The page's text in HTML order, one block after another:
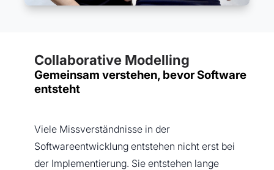
Collaborative Modelling
Gemeinsam verstehen, bevor Software
entsteht
Viele Missverständnisse in der
Softwareentwicklung entstehen nicht erst bei
der Implementierung. Sie entstehen lange